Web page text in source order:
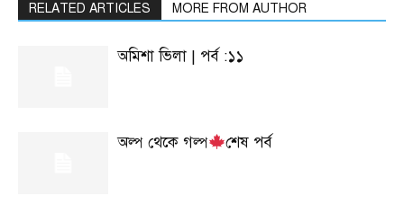
RELATED ARTICLES MORE FROM AUTHOR
অমিশা ভিলা | পর্ব :১১
অল্প থেকে গল্প শেষ পর্ব